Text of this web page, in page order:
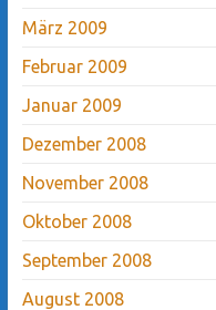
März 2009
Februar 2009
Januar 2009
Dezember 2008
November 2008
Oktober 2008
September 2008
August 2008